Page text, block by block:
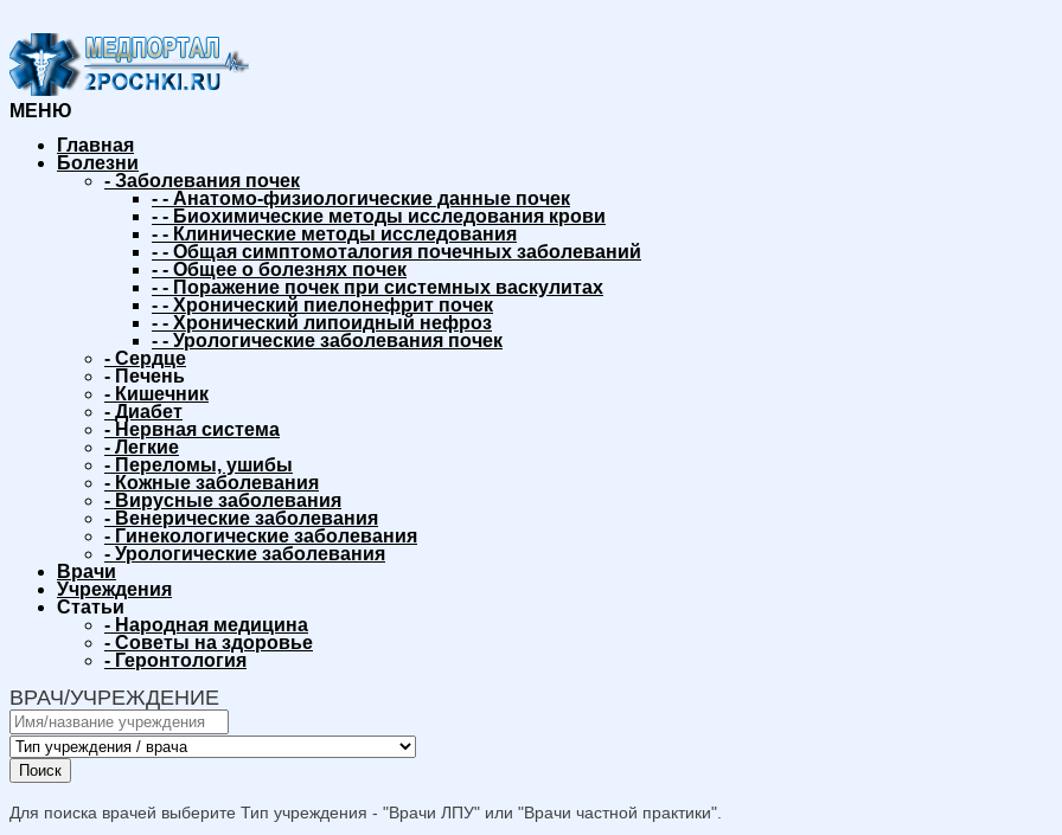
МЕНЮ
Главная
Болезни
- Заболевания почек
- - Анатомо-физиологические данные почек
- - Биохимические методы исследования крови
- - Клинические методы исследования
- - Общая симптомоталогия почечных заболеваний
- - Общее о болезнях почек
- - Поражение почек при системных васкулитах
- - Хронический пиелонефрит почек
- - Хронический липоидный нефроз
- - Урологические заболевания почек
- Сердце
- Печень
- Кишечник
- Диабет
- Нервная система
- Легкие
- Переломы, ушибы
- Кожные заболевания
- Вирусные заболевания
- Венерические заболевания
- Гинекологические заболевания
- Урологические заболевания
Врачи
Учреждения
Статьи
- Народная медицина
- Советы на здоровье
- Геронтология
ВРАЧ/УЧРЕЖДЕНИЕ
Поиск
Для поиска врачей выберите Тип учреждения - "Врачи ЛПУ" или "Врачи частной практики".